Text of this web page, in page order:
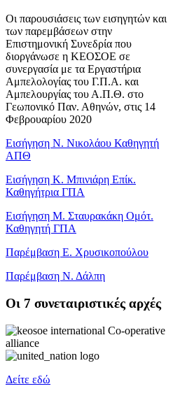
Οι παρουσιάσεις των εισηγητών και
των παρεμβάσεων στην
Επιστημονική Συνεδρία που
διοργάνωσε η ΚΕΟΣΟΕ σε
συνεργασία με τα Εργαστήρια
Αμπελολογίας του Γ.Π.Α. και
Αμπελουργίας του Α.Π.Θ. στο
Γεωπονικό Παν. Αθηνών, στις 14
Φεβρουαρίου 2020
Εισήγηση Ν. Νικολάου Καθηγητή
ΑΠΘ
Εισήγηση Κ. Μπινιάρη Επίκ.
Καθηγήτρια ΓΠΑ
Εισήγηση Μ. Σταυρακάκη Ομότ.
Καθηγητή ΓΠΑ
Παρέμβαση Ε. Χρυσικοπούλου
Παρέμβαση Ν. Δάλπη
Oι 7 συνεταιριστικές αρχές
Δείτε εδώ